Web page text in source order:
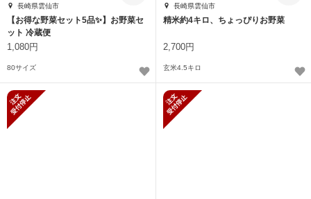
長崎県雲仙市
【お得な野菜セット5品✨】お野菜セ
ット 冷蔵便
1,080円
80サイズ
長崎県雲仙市
精米約4キロ、ちょっぴりお野菜
2,700円
玄米4.5キロ